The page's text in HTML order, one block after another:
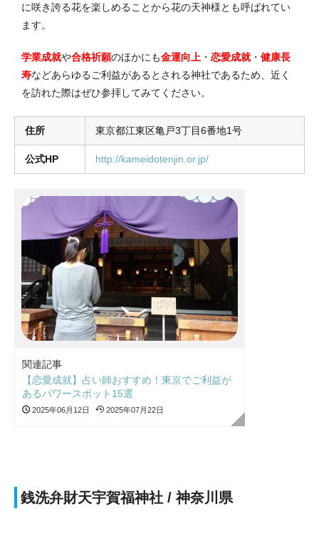
に咲き誇る花を楽しめることから花の天神様とも呼ばれてい
ます。
学業成就や合格祈願のほかにも金運向上 ・ 恋愛成就・ 健康長
寿などあらゆるご利益があるとされる神社であるため、近く
を訪れた際はぜひ参拝してみてください。
住所 東京都江東区亀戸3丁目6番地1号
公式HP http://kameidotenjin.or.jp/
関連記事
【恋愛成就】占い師おすすめ！東京でご利益が
あるパワースポット15選
2025年06月12日 2025年07月22日
銭洗弁財天宇賀福神社 / 神奈川県